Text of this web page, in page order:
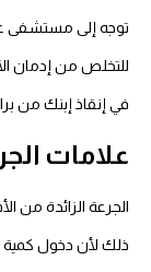
توجه إلى مستشفى
للتخلص من إدمان
في إنقاذ إبنك من
علامات
الجرعة الزائدة من
ذلك لأن دخول